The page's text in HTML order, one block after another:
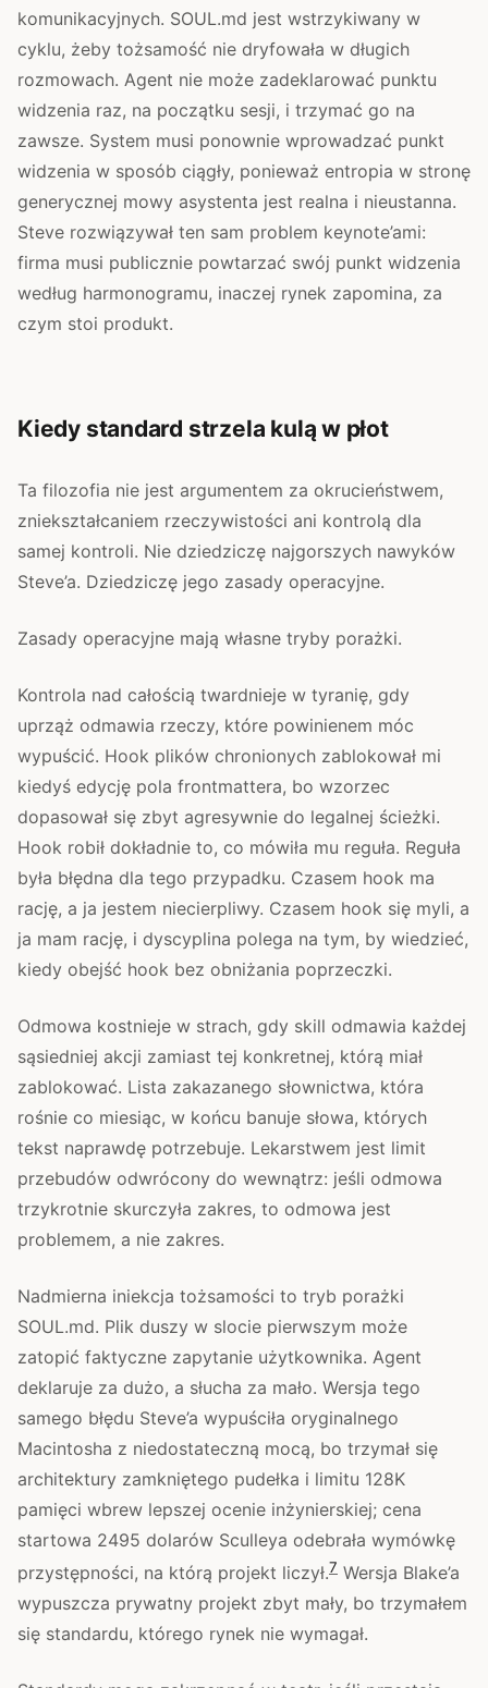
komunikacyjnych. SOUL.md jest wstrzykiwany w
cyklu, żeby tożsamość nie dryfowała w długich
rozmowach. Agent nie może zadeklarować punktu
widzenia raz, na początku sesji, i trzymać go na
zawsze. System musi ponownie wprowadzać punkt
widzenia w sposób ciągły, ponieważ entropia w stronę
generycznej mowy asystenta jest realna i nieustanna.
Steve rozwiązywał ten sam problem keynote’ami:
firma musi publicznie powtarzać swój punkt widzenia
według harmonogramu, inaczej rynek zapomina, za
czym stoi produkt.
Kiedy standard strzela kulą w płot
Ta filozofia nie jest argumentem za okrucieństwem,
zniekształcaniem rzeczywistości ani kontrolą dla
samej kontroli. Nie dziedziczę najgorszych nawyków
Steve’a. Dziedziczę jego zasady operacyjne.
Zasady operacyjne mają własne tryby porażki.
Kontrola nad całością twardnieje w tyranię, gdy
uprząż odmawia rzeczy, które powinienem móc
wypuścić. Hook plików chronionych zablokował mi
kiedyś edycję pola frontmattera, bo wzorzec
dopasował się zbyt agresywnie do legalnej ścieżki.
Hook robił dokładnie to, co mówiła mu reguła. Reguła
była błędna dla tego przypadku. Czasem hook ma
rację, a ja jestem niecierpliwy. Czasem hook się myli, a
ja mam rację, i dyscyplina polega na tym, by wiedzieć,
kiedy obejść hook bez obniżania poprzeczki.
Odmowa kostnieje w strach, gdy skill odmawia każdej
sąsiedniej akcji zamiast tej konkretnej, którą miał
zablokować. Lista zakazanego słownictwa, która
rośnie co miesiąc, w końcu banuje słowa, których
tekst naprawdę potrzebuje. Lekarstwem jest limit
przebudów odwrócony do wewnątrz: jeśli odmowa
trzykrotnie skurczyła zakres, to odmowa jest
problemem, a nie zakres.
Nadmierna iniekcja tożsamości to tryb porażki
SOUL.md. Plik duszy w slocie pierwszym może
zatopić faktyczne zapytanie użytkownika. Agent
deklaruje za dużo, a słucha za mało. Wersja tego
samego błędu Steve’a wypuściła oryginalnego
Macintosha z niedostateczną mocą, bo trzymał się
architektury zamkniętego pudełka i limitu 128K
pamięci wbrew lepszej ocenie inżynierskiej; cena
startowa 2495 dolarów Sculleya odebrała wymówkę
przystępności, na którą projekt liczył.7 Wersja Blake’a
wypuszcza prywatny projekt zbyt mały, bo trzymałem
się standardu, którego rynek nie wymagał.